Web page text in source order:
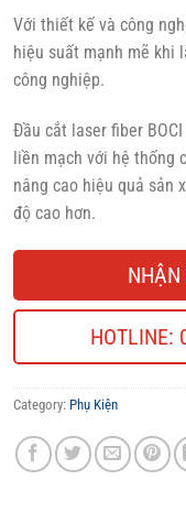
Với thiết kế và công
hiệu suất mạnh mẽ khi
công nghiệp.
Đầu cắt laser fiber
liền mạch với hệ thống
nâng cao hiệu quả sản
độ cao hơn.
HOTLINE:
Category: Phụ Kiện